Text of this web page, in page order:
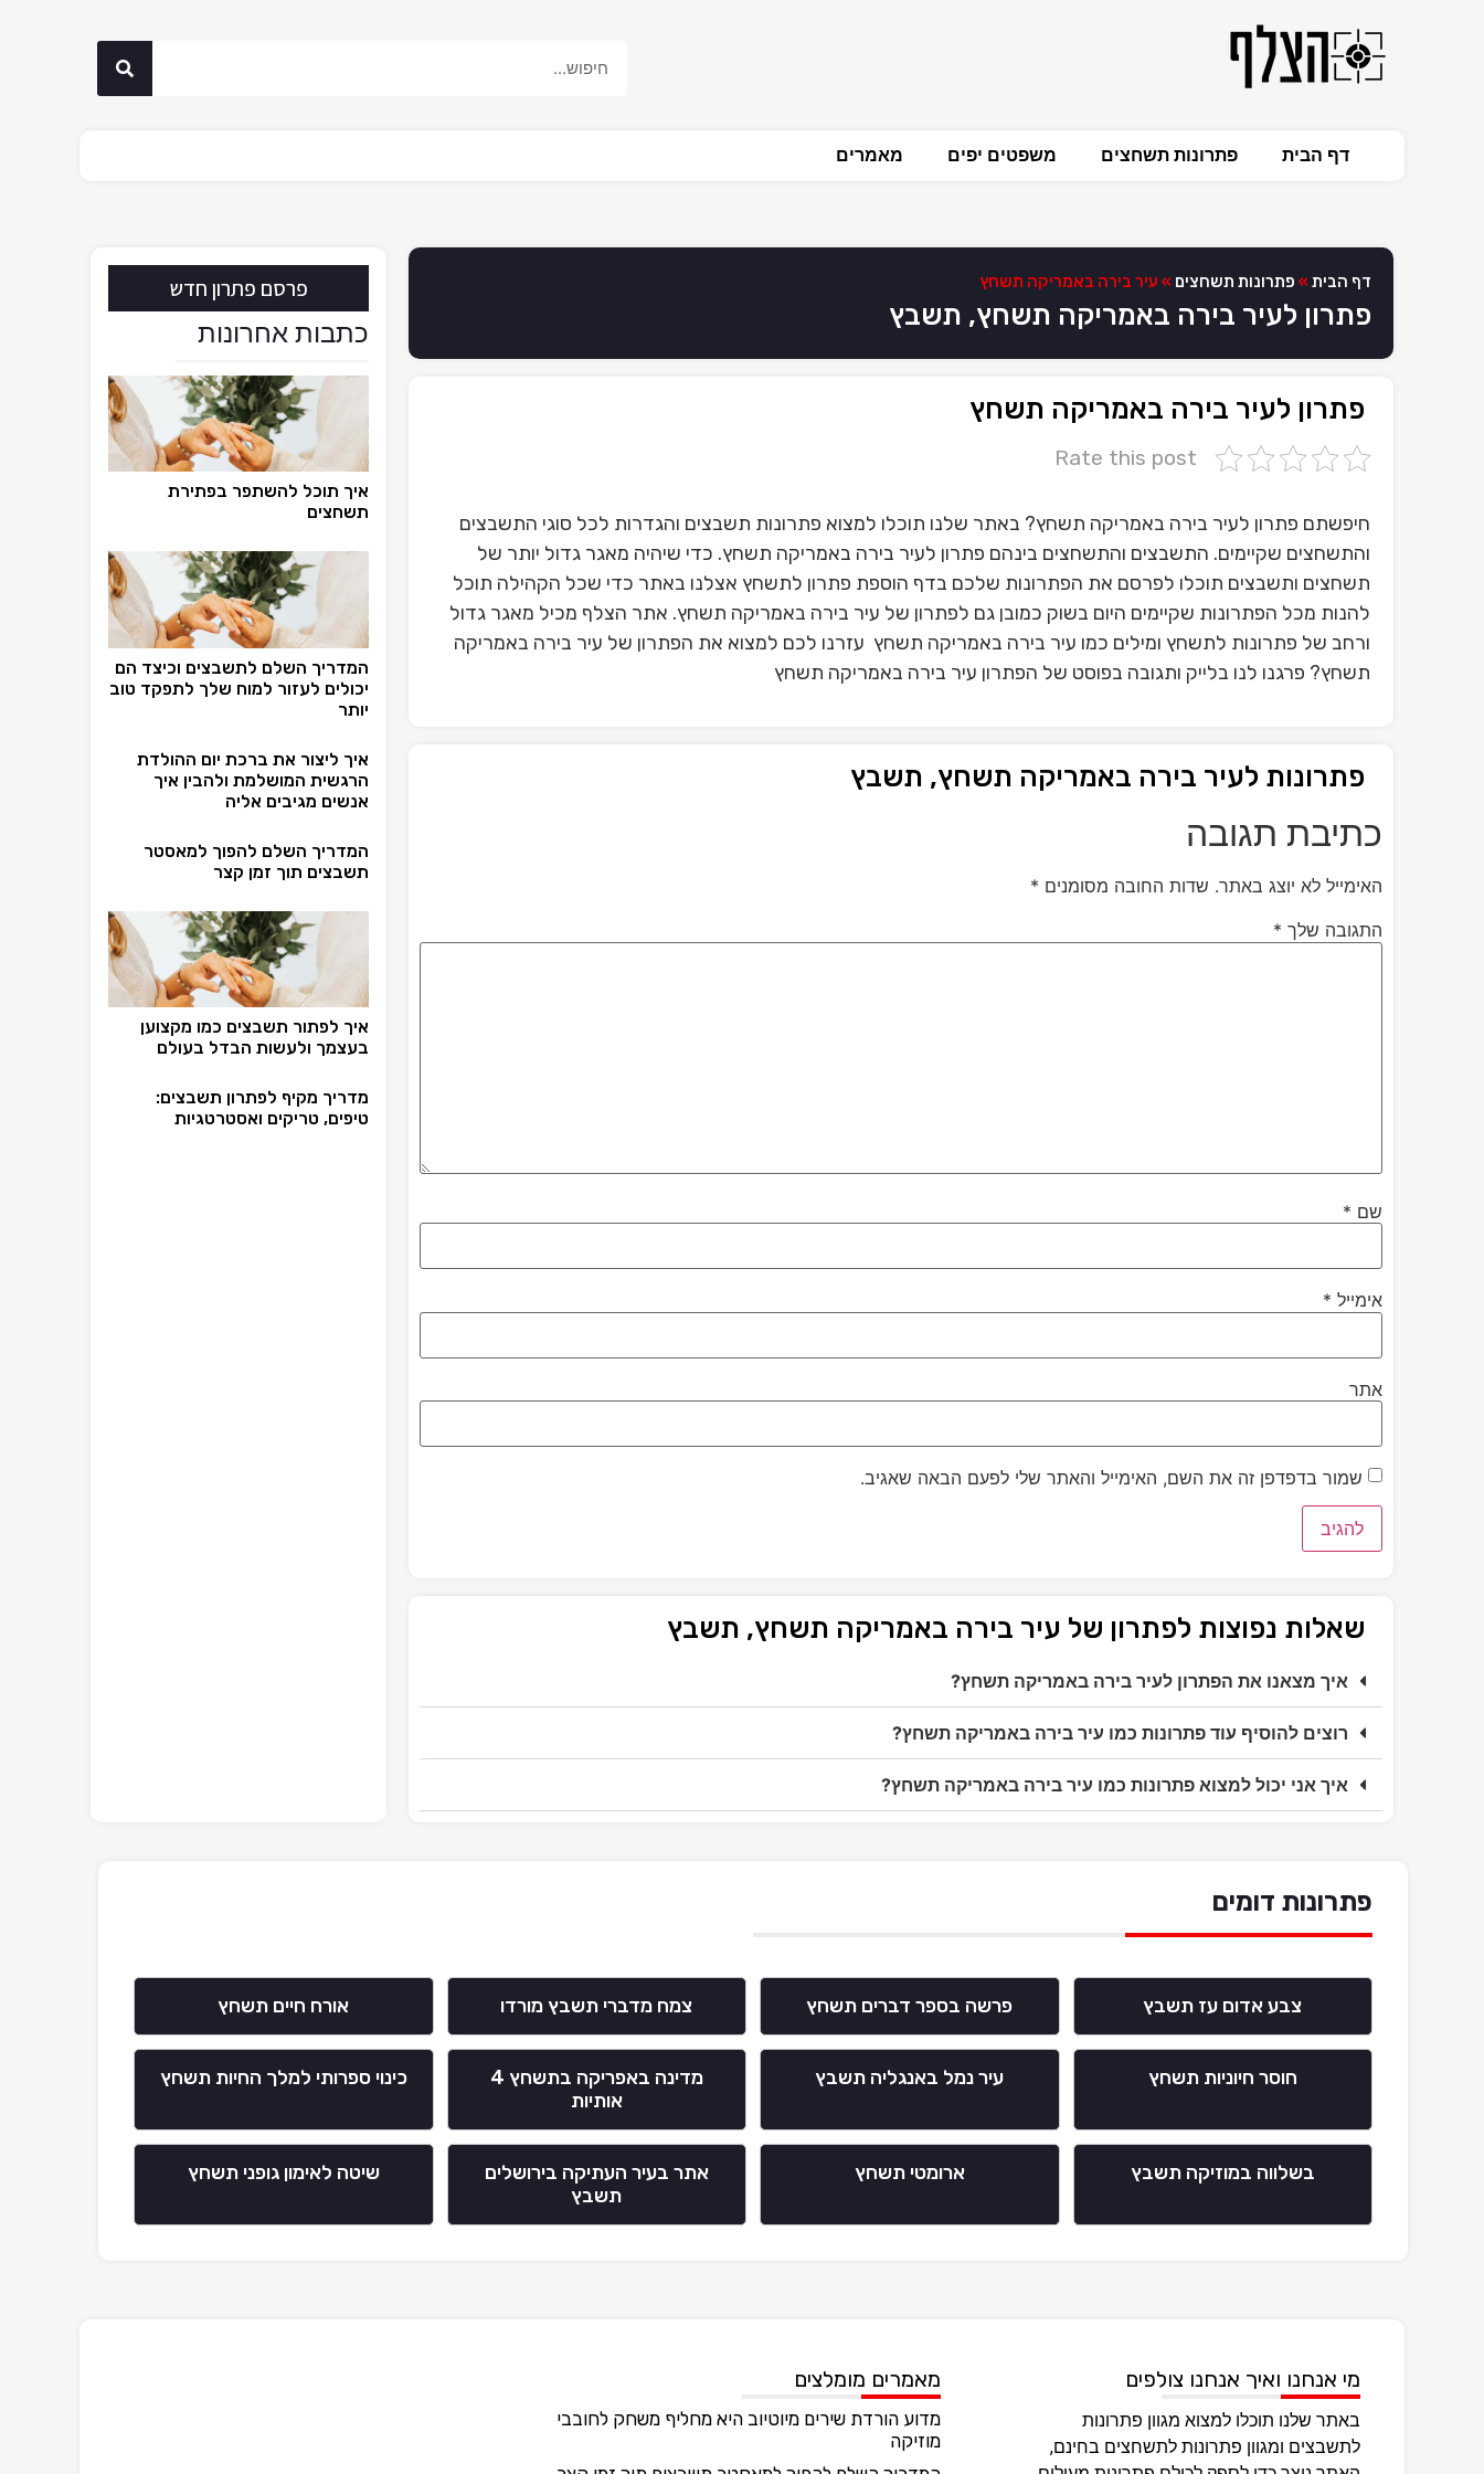
דף הבית פתרונות תשחצים משפטים יפים מאמרים
דף הבית » פתרונות תשחצים » עיר בירה באמריקה תשחץ
פתרון לעיר בירה באמריקה תשחץ, תשבץ
פתרון לעיר בירה באמריקה תשחץ
Rate this post
חיפשתם פתרון לעיר בירה באמריקה תשחץ? באתר שלנו תוכלו למצוא פתרונות תשבצים והגדרות לכל סוגי התשבצים
והתשחצים שקיימים. התשבצים והתשחצים בינהם פתרון לעיר בירה באמריקה תשחץ. כדי שיהיה מאגר גדול יותר של
תשחצים ותשבצים תוכלו לפרסם את הפתרונות שלכם בדף הוספת פתרון לתשחץ אצלנו באתר כדי שכל הקהילה תוכל
להנות מכל הפתרונות שקיימים היום בשוק כמובן גם לפתרון של עיר בירה באמריקה תשחץ. אתר הצלף מכיל מאגר גדול
ורחב של פתרונות לתשחץ ומילים כמו עיר בירה באמריקה תשחץ עזרנו לכם למצוא את הפתרון של עיר בירה באמריקה
תשחץ? פרגנו לנו בלייק ותגובה בפוסט של הפתרון עיר בירה באמריקה תשחץ
פתרונות לעיר בירה באמריקה תשחץ, תשבץ
כתיבת תגובה
האימייל לא יוצג באתר. שדות החובה מסומנים *
התגובה שלך *
שם *
אימייל *
אתר
שמור בדפדפן זה את השם, האימייל והאתר שלי לפעם הבאה שאגיב.
שאלות נפוצות לפתרון של עיר בירה באמריקה תשחץ, תשבץ
איך מצאנו את הפתרון לעיר בירה באמריקה תשחץ?
רוצים להוסיף עוד פתרונות כמו עיר בירה באמריקה תשחץ?
איך אני יכול למצוא פתרונות כמו עיר בירה באמריקה תשחץ?
פרסם פתרון חדש
כתבות אחרונות
איך תוכל להשתפר בפתירת
תשחצים
המדריך השלם לתשבצים וכיצד הם
יכולים לעזור למוח שלך לתפקד טוב
יותר
איך ליצור את ברכת יום ההולדת
הרגשית המושלמת ולהבין איך
אנשים מגיבים אליה
המדריך השלם להפוך למאסטר
תשבצים תוך זמן קצר
איך לפתור תשבצים כמו מקצוען
בעצמך ולעשות הבדל בעולם
מדריך מקיף לפתרון תשבצים:
טיפים, טריקים ואסטרטגיות
פתרונות דומים
צבע אדום עז תשבץ פרשה בספר דברים תשחץ צמח מדברי תשבץ מורדו אורח חיים תשחץ
חוסר חיוניות תשחץ עיר נמל באנגליה תשבץ
מדינה באפריקה בתשחץ 4
אותיות
כינוי ספרותי למלך החיות תשחץ
בשלווה במוזיקה תשבץ ארומטי תשחץ
אתר בעיר העתיקה בירושלים
תשבץ
שיטה לאימון גופני תשחץ
מי אנחנו ואיך אנחנו צולפים
באתר שלנו תוכלו למצוא מגוון פתרונות
לתשבצים ומגוון פתרונות לתשחצים בחינם,
מאמרים מומלצים
מדוע הורדת שירים מיוטיוב היא מחליף משחק לחובבי
מוזיקה